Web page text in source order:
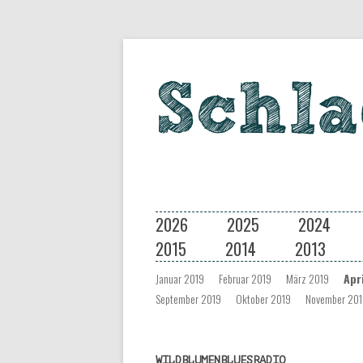
Schlagseite
2026 2025 2024
2015
2014 2013
Januar 2019 Februar 2019 März 2019
September 2019
Oktober 2019 November
WILDBLUMENBLUESRADIO